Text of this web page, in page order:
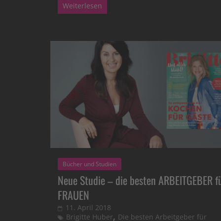
Weiterlesen
Bücher und Studien
Neue Studie – die besten ARBEITGEBER
FRAUEN
11. April 2018
Brigitte Huber, Die besten Arbeitgeber für